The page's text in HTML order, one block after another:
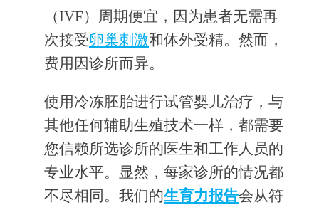
（IVF）周期便宜，因为患者无需再
次接受卵巢刺激和体外受精。然而，
费用因诊所而异。
使用冷冻胚胎进行试管婴儿治疗，与
其他任何辅助生殖技术一样，都需要
您信赖所选诊所的医生和工作人员的
专业水平。显然，每家诊所的情况都
不尽相同。我们的生育力报告会从符